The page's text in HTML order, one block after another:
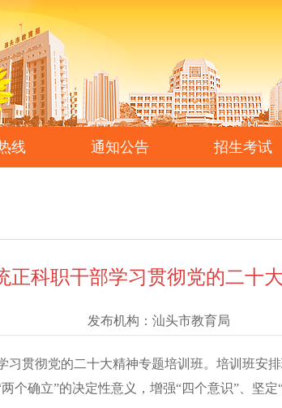
线 通知公告 招生考试
正科职干部学习贯彻党的二十
发布机构： 汕头市教育局
贯彻党的二十大精神专题培训班。培训班安
确立”的决定性意义，增强“四个意识”、坚